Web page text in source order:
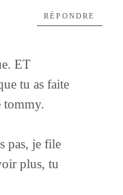
ET
tu as faite
tommy.
pas, je file
plus, tu
RÉPONDRE